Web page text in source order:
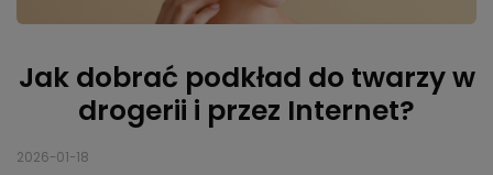
Jak dobrać podkład do twarzy w
drogerii i przez Internet?
2026-01-18